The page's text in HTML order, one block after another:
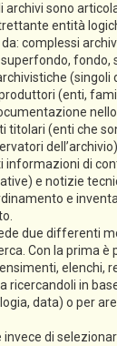
archivi sono
entità
complessi
superfondo, fondo,
(singoli
(enti,
titolari (enti che
dell’archivio).
informazioni di
e notizie
e
due differenti
Con la prima è
elenchi,
ricercandoli in
data) o per
di